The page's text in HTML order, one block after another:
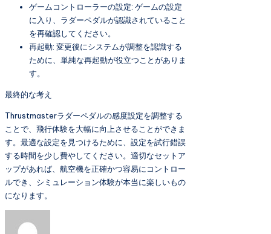
ゲームコントローラーの設定: ゲームの設定
に入り、ラダーペダルが認識されていること
を再確認してください。
再起動: 変更後にシステムが調整を認識する
ために、単純な再起動が役立つことがありま
す。
最終的な考え
Thrustmasterラダーペダルの感度設定を調整する
ことで、飛行体験を大幅に向上させることができま
す。最適な設定を見つけるために、設定を試行錯誤
する時間を少し費やしてください。適切なセットア
ップがあれば、航空機を正確かつ容易にコントロー
ルでき、シミュレーション体験が本当に楽しいもの
になります。